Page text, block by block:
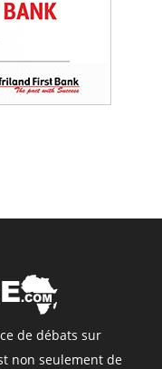
de débats sur
non seulement de